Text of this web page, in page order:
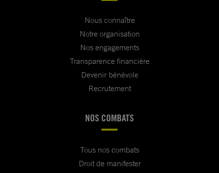
Nous connaître
Notre organisation
Nos engagements
Transparence financière
Devenir bénévole
Recrutement
NOS COMBATS
Tous nos combats
Droit de manifester